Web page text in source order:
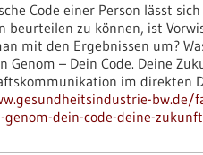
Code einer Person lässt
beurteilen zu können, ist
mit den Ergebnissen um?
Genom – Dein Code. Deine
im direkten
genom-dein-code-deine-zukunft